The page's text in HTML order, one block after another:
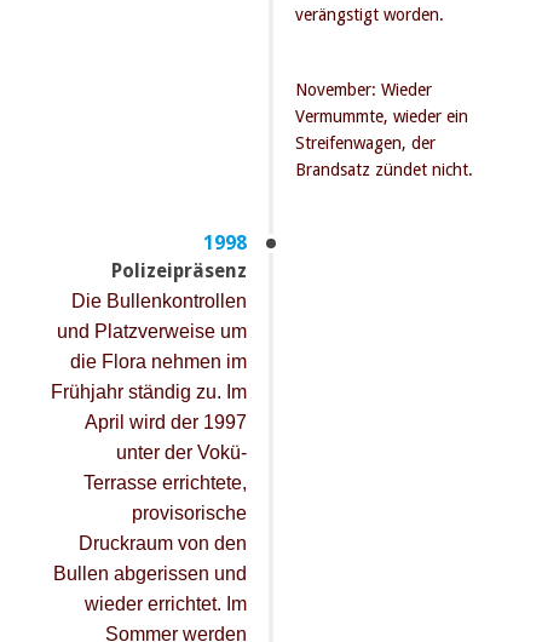
verängstigt worden.
November: Wieder
Vermummte, wieder ein
Streifenwagen, der
Brandsatz zündet nicht.
1998
Polizeipräsenz
Die Bullenkontrollen
und Platzverweise um
die Flora nehmen im
Frühjahr ständig zu. Im
April wird der 1997
unter der Vokü-
Terrasse errichtete,
provisorische
Druckraum von den
Bullen abgerissen und
wieder errichtet. Im
Sommer werden